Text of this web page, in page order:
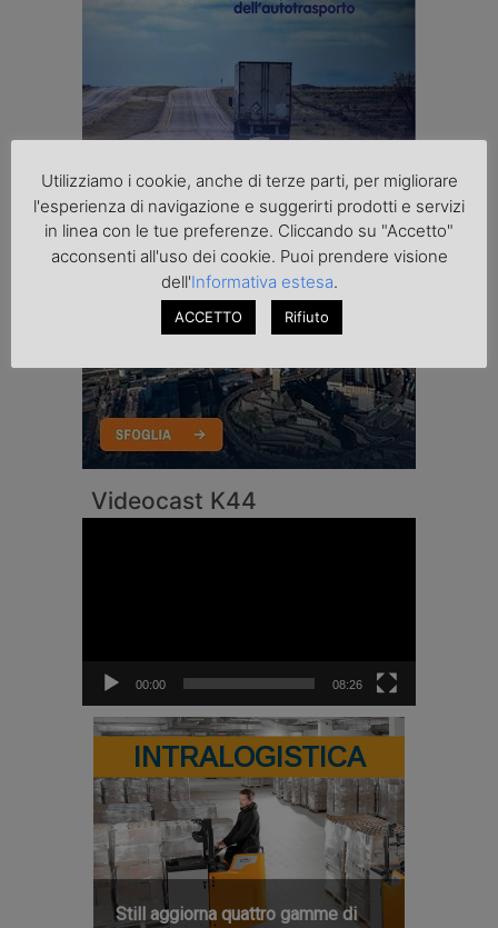
Videocast K44
00:00 08:26
INTRALOGISTICA
Still aggiorna quattro gamme di
Utilizziamo i cookie, anche di terze parti, per migliorare
l'esperienza di navigazione e suggerirti prodotti e servizi
in linea con le tue preferenze. Cliccando su "Accetto"
acconsenti all'uso dei cookie. Puoi prendere visione
dell'Informativa estesa.
ACCETTO Rifiuto